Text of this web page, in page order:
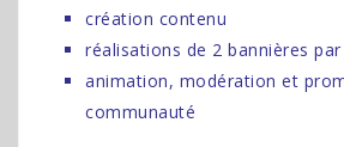
création contenu
réalisations de 2 bannières
animation, modération et
communauté